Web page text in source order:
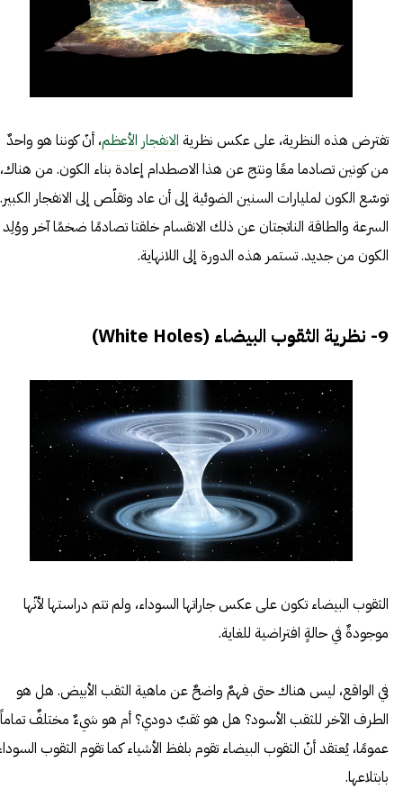
تفترض هذه النظرية، على عكس نظرية الانفجار الأعظم، أنّ كوننا هو واحدٌ
من كونين تصادما معًا ونتج عن هذا الاصطدام إعادة بناء الكون. من هناك،
توسّع الكون لمليارات السنين الضوئية إلى أن عاد وتقلّص إلى الانفجار الكبير.
السرعة والطاقة الناتجتان عن ذلك الانقسام خلقتا تصادمًا ضخمًا آخر ووُلِد
الكون من جديد. تستمر هذه الدورة إلى اللانهاية.
9- نظرية الثقوب البيضاء (White Holes)
الثقوب البيضاء تكون على عكس جاراتها السوداء، ولم تتم دراستها لأنّها
موجودةٌ في حالةٍ افتراضية للغاية.
في الواقع، ليس هناك حتى فهمٌ واضحٌ عن ماهية الثقب الأبيض. هل هو
الطرف الآخر للثقب الأسود؟ هل هو ثقبٌ دودي؟ أم هو شيءٌ مختلفٌ
عمومًا، يُعتقد أنّ الثقوب البيضاء تقوم بلفظ الأشياء كما تقوم الثقوب
بابتلاعها.